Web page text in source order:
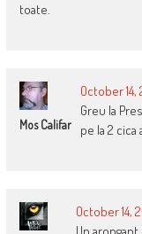
toate.
Mos Califar
October 14,
Greu la
pe la 2 cica
October 14,